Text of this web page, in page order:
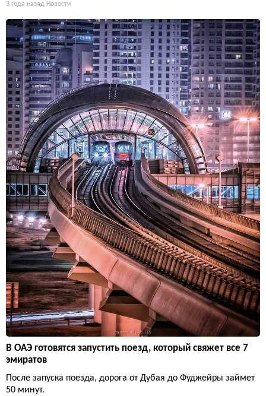
3 года назад Новости
В ОАЭ готовятся запустить поезд, который свяжет все 7
эмиратов
После запуска поезда, дорога от Дубая до Фуджейры займет
50 минут.